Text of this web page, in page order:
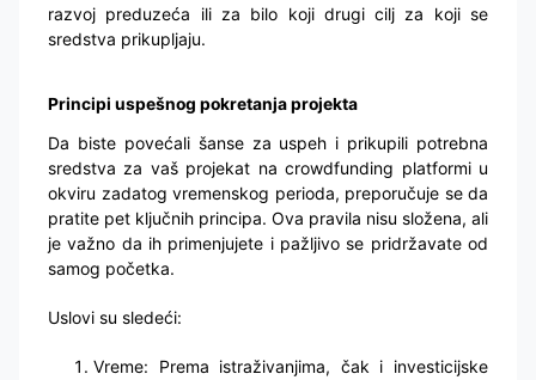
razvoj preduzeća ili za bilo koji drugi cilj za koji se
sredstva prikupljaju.
Principi uspešnog pokretanja projekta
Da biste povećali šanse za uspeh i prikupili potrebna
sredstva za vaš projekat na crowdfunding platformi u
okviru zadatog vremenskog perioda, preporučuje se da
pratite pet ključnih principa. Ova pravila nisu složena, ali
je važno da ih primenjujete i pažljivo se pridržavate od
samog početka.
Uslovi su sledeći:
Vreme: Prema istraživanjima, čak i investicijske